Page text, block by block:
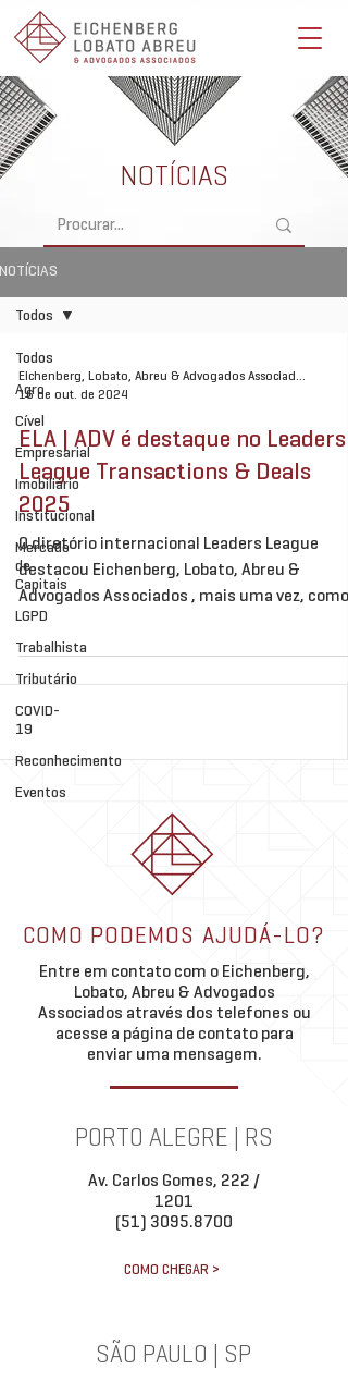
Eichenberg, Lobato, Abreu & Advogados Associados -
Advocacia Full Service
NOTÍCIAS
Todos
Agro
Cível
Empresarial
Imobiliário
Institucional
Mercado
de
Capitais
LGPD
Trabalhista
Tributário
COVID-
19
Reconhecimento
Eventos
Todos
Eichenberg, Lobato, Abreu & Advogados Associados
16 de out. de 2024
ELA | ADV é destaque no Leaders
League Transactions & Deals
2025
O diretório internacional Leaders League
destacou Eichenberg, Lobato, Abreu &
Advogados Associados , mais uma vez, como
referência por...
NOTÍCIAS
PORTO ALEGRE | RS
Av. Carlos Gomes, 222 /
1201
(51) 3095.8700
COMO CHEGAR >
SÃO PAULO | SP
COMO PODEMOS AJUDÁ-LO?
Entre em contato com o Eichenberg,
Lobato, Abreu & Advogados
Associados através dos telefones ou
acesse a página de contato para
enviar uma mensagem.